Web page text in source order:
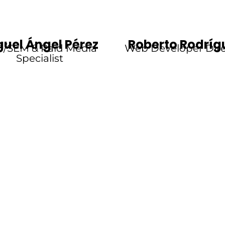
Ángel Pérez
SEM & Paid Media
Specialist
Roberto
Web Developer